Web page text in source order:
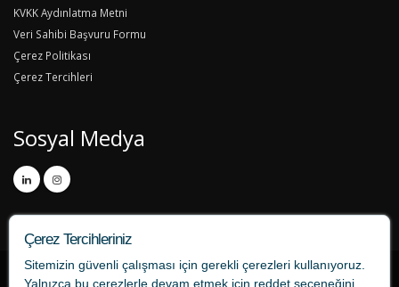
KVKK Aydınlatma Metni
Veri Sahibi Başvuru Formu
Çerez Politikası
Çerez Tercihleri
Sosyal Medya
Çerez Tercihleriniz
Sitemizin güvenli çalışması için gerekli çerezleri kullanıyoruz.
Yalnızca bu çerezlerle devam etmek için reddet seçeneğini